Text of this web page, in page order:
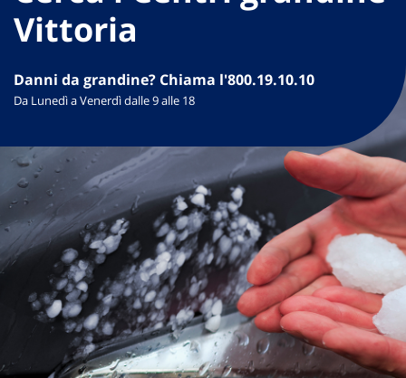
Vittoria
Danni da grandine? Chiama l'800.19.10.10
Da Lunedì a Venerdì dalle 9 alle 18